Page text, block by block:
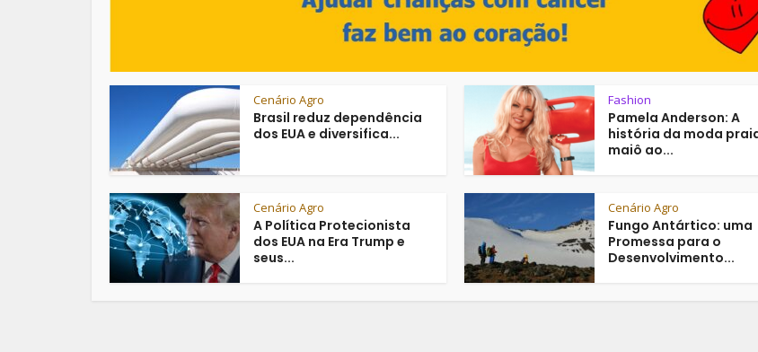
Cenário Agro
Brasil reduz dependência
dos EUA e diversifica...
Fashion
Pamela Anderson: A
história da moda
maiô ao...
Cenário Agro
A Política Protecionista
dos EUA na Era Trump e
seus...
Cenário Agro
Fungo Antártico: uma
Promessa para o
Desenvolvimento...